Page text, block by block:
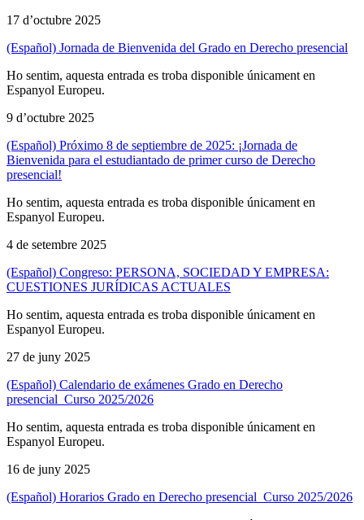
17 d’octubre 2025
(Español) Jornada de Bienvenida del Grado en Derecho presencial
Ho sentim, aquesta entrada es troba disponible únicament en
Espanyol Europeu.
9 d’octubre 2025
(Español) Próximo 8 de septiembre de 2025: ¡Jornada de
Bienvenida para el estudiantado de primer curso de Derecho
presencial!
Ho sentim, aquesta entrada es troba disponible únicament en
Espanyol Europeu.
4 de setembre 2025
(Español) Congreso: PERSONA, SOCIEDAD Y EMPRESA:
CUESTIONES JURÍDICAS ACTUALES
Ho sentim, aquesta entrada es troba disponible únicament en
Espanyol Europeu.
27 de juny 2025
(Español) Calendario de exámenes Grado en Derecho
presencial_Curso 2025/2026
Ho sentim, aquesta entrada es troba disponible únicament en
Espanyol Europeu.
16 de juny 2025
(Español) Horarios Grado en Derecho presencial_Curso 2025/2026